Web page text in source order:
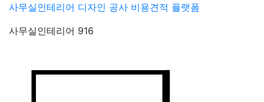
Skip
content
사무실인테리어 디자인 공사 비용견적 플랫폼
사무실인테리어 916